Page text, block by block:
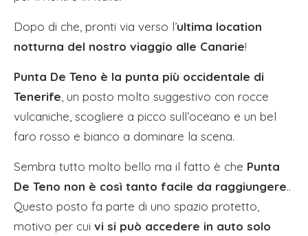
Dopo di che, pronti via verso l’ultima location
notturna del nostro viaggio alle Canarie!
Punta De Teno è la punta più occidentale di
Tenerife , un posto molto suggestivo con rocce
vulcaniche, scogliere a picco sull’oceano e un bel
faro rosso e bianco a dominare la scena.
Sembra tutto molto bello ma il fatto è che Punta
De Teno non è così tanto facile da raggiungere..
Questo posto fa parte di uno spazio protetto,
motivo per cui vi si può accedere in auto solo